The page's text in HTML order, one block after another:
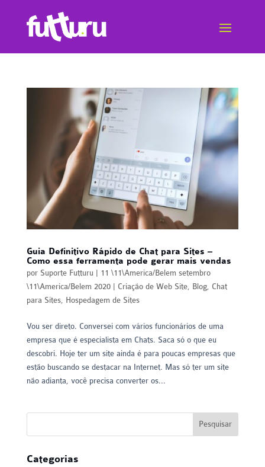
Guia Definitivo Rápido de Chat para Sites –
Como essa ferramenta pode gerar mais vendas
por Suporte Futturu
11 \11\America/Belem setembro
\11\America/Belem 2020| Criação de Web Site, Blog, Chat
para Sites, Hospedagem de Sites
Vou ser direto. Conversei com vários funcionários de uma
empresa que é especialista em Chats. Saca só o que eu
descobri. Hoje ter um site ainda é para poucas empresas que
estão buscando se destacar na Internet. Mas só ter um site
não adianta, você precisa converter os...
Categorias